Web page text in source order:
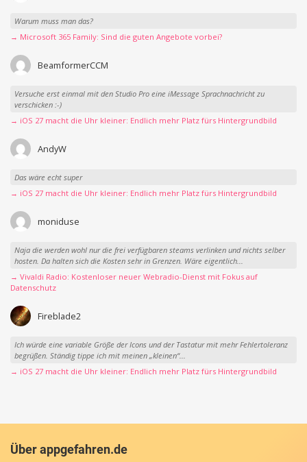
Warum muss man das?
→ Microsoft 365 Family: Sind die guten Angebote vorbei?
BeamformerCCM
Versuche erst einmal mit den Studio Pro eine iMessage Sprachnachricht zu
verschicken :-)
→ iOS 27 macht die Uhr kleiner: Endlich mehr Platz fürs Hintergrundbild
AndyW
Das wäre echt super
→ iOS 27 macht die Uhr kleiner: Endlich mehr Platz fürs Hintergrundbild
moniduse
Naja die werden wohl nur die frei verfügbaren steams verlinken und nichts selber
hosten. Da halten sich die Kosten sehr in Grenzen. Wäre eigentlich...
→ Vivaldi Radio: Kostenloser neuer Webradio-Dienst mit Fokus auf
Datenschutz
Fireblade2
Ich würde eine variable Größe der Icons und der Tastatur mit mehr Fehlertoleranz
begrüßen. Ständig tippe ich mit meinen „kleinen“...
→ iOS 27 macht die Uhr kleiner: Endlich mehr Platz fürs Hintergrundbild
Über appgefahren.de